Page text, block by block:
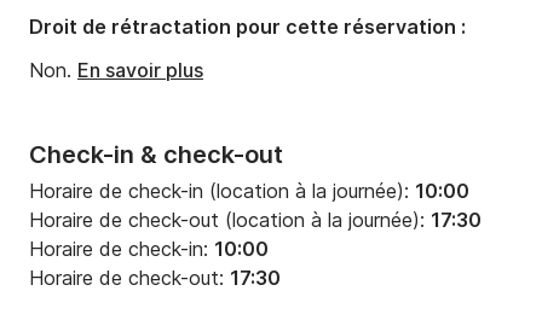
Puissance moteur:1100cv
Carburant:120 L/h
Check-in & check-out
Horaire de check-in (location à la journée): 10:00
Horaire de check-out (location à la journée): 17:30
Horaire de check-in: 10:00
Horaire de check-out: 17:30
Droit de rétractation pour cette réservation :
Non. En savoir plus